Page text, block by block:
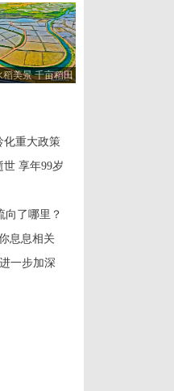
稻美景 千亩稻田
化重大政策
享年99岁
向了哪里？
息息相关
一步加深